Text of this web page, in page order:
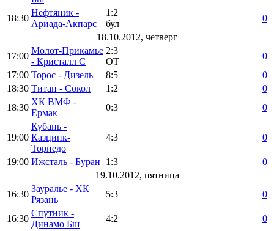
18:30
Нефтяник -
Ариада-Акпарс
1:2
бул
0
18.10.2012, четверг
17:00
Молот-Прикамье
- Кристалл С
2:3
ОТ
0
17:00 Торос - Дизель 8:5
0
18:30 Титан - Сокол 1:2
0
18:30
ХК ВМФ -
Ермак
0:3 0
19:00
Кубань -
Казцинк-
Торпедо
4:3 0
19:00 Ижсталь - Буран 1:3
0
19.10.2012, пятница
16:30
Зауралье - ХК
Рязань
5:3 0
16:30
Спутник -
Динамо Бш
4:2 0